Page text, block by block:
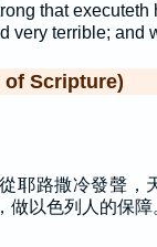
that executeth
very terrible; and
of Scripture)
耶路撒冷發聲，
以色列人的保障